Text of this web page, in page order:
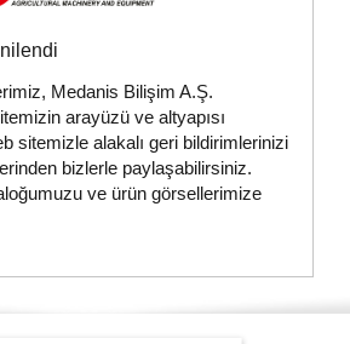
Medanis Bilişim A.Ş.
arayüzü ve altyapısı
sitemizle alakalı geri bildirimlerinizi
bizlerle paylaşabilirsiniz.
ve ürün görsellerimize